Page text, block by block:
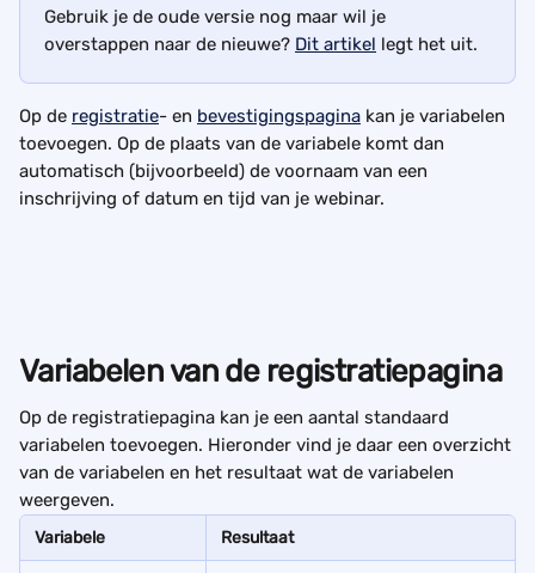
Gebruik je de oude versie nog maar wil je
overstappen naar de nieuwe? Dit artikel legt het uit.
Op de registratie- en bevestigingspagina kan je variabelen
toevoegen. Op de plaats van de variabele komt dan
automatisch (bijvoorbeeld) de voornaam van een
inschrijving of datum en tijd van je webinar.
Variabelen van de registratiepagina
Op de registratiepagina kan je een aantal standaard
variabelen toevoegen. Hieronder vind je daar een overzicht
van de variabelen en het resultaat wat de variabelen
weergeven.
Variabele Resultaat